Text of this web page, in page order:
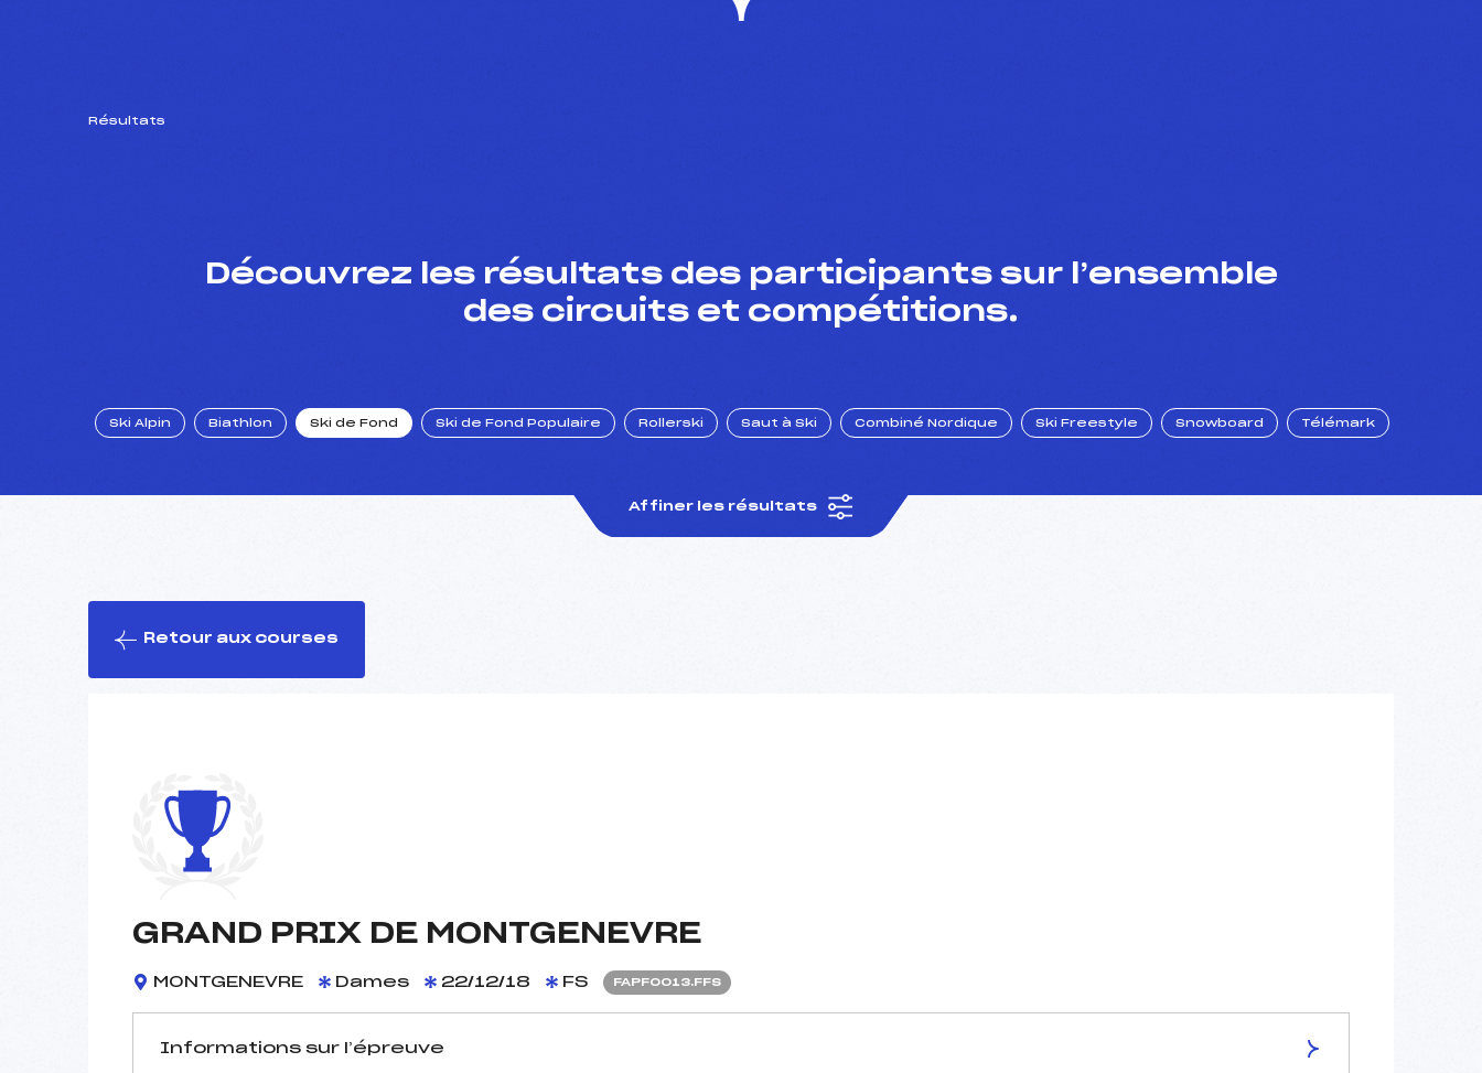
Résultats
Découvrez les résultats des participants sur l’ensemble
des circuits et compétitions.
Ski Alpin Biathlon Ski de Fond Ski de Fond Populaire Rollerski Saut à Ski Combiné Nordique Ski Freestyle Snowboard Télémark
Affiner les résultats
Retour aux courses
GRAND PRIX DE MONTGENEVRE
MONTGENEVRE Dames 22/12/18 FS FAPF0013.FFS
Informations sur l’épreuve